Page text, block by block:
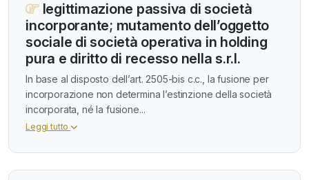
legittimazione passiva di società
incorporante; mutamento dell’oggetto
sociale di società operativa in holding
pura e diritto di recesso nella s.r.l.
In base al disposto dell’art. 2505-bis c.c., la fusione per
incorporazione non determina l’estinzione della società
incorporata, né la fusione...
Leggi tutto